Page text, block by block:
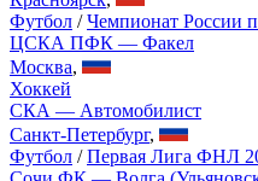
Футбол /Чемпионат России
ЦСКА ПФК — Факел
Москва,
Хоккей
СКА — Автомобилист
Санкт-Петербург,
Футбол /Первая Лига ФНЛ